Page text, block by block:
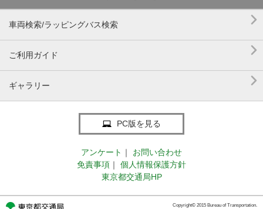
車両検索/ラッピングバス検索 
ご利用ガイド 
ギャラリー 
PC版を見る
アンケート ｜
お問い合わせ
免責事項 ｜
個人情報保護方針
東京都交通局HP
Copyright© 2015 Bureau of Transportation.